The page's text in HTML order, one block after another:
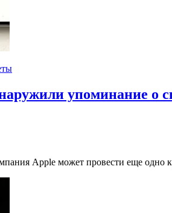
упоминание о
Apple может провести еще